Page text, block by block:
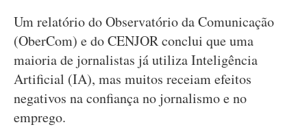
Um relatório do Observatório da Comunicação
(OberCom) e do CENJOR conclui que uma
maioria de jornalistas já utiliza Inteligência
Artificial (IA), mas muitos receiam efeitos
negativos na confiança no jornalismo e no
emprego.